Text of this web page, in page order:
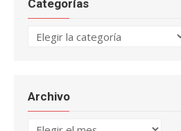
Categorías
Categorías
Archivo
Archivo